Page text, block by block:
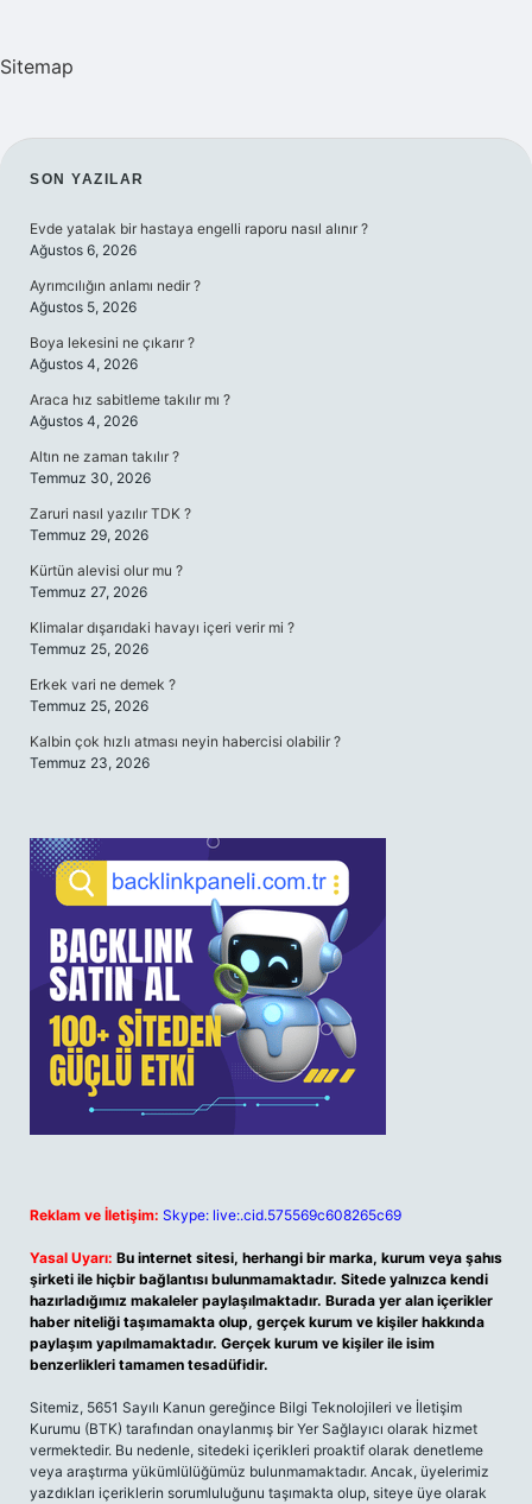
Sitemap
SIDEBAR
SON YAZILAR
Evde yatalak bir hastaya engelli raporu nasıl alınır ?
Ağustos 6, 2026
Ayrımcılığın anlamı nedir ?
Ağustos 5, 2026
Boya lekesini ne çıkarır ?
Ağustos 4, 2026
Araca hız sabitleme takılır mı ?
Ağustos 4, 2026
Altın ne zaman takılır ?
Temmuz 30, 2026
Zaruri nasıl yazılır TDK ?
Temmuz 29, 2026
Kürtün alevisi olur mu ?
Temmuz 27, 2026
Klimalar dışarıdaki havayı içeri verir mi ?
Temmuz 25, 2026
Erkek vari ne demek ?
Temmuz 25, 2026
Kalbin çok hızlı atması neyin habercisi olabilir ?
Temmuz 23, 2026
Reklam ve İletişim: Skype: live:.cid.575569c608265c69
Yasal Uyarı: Bu internet sitesi, herhangi bir marka, kurum veya şahıs
şirketi ile hiçbir bağlantısı bulunmamaktadır. Sitede yalnızca kendi
hazırladığımız makaleler paylaşılmaktadır. Burada yer alan içerikler
haber niteliği taşımamakta olup, gerçek kurum ve kişiler hakkında
paylaşım yapılmamaktadır. Gerçek kurum ve kişiler ile isim
benzerlikleri tamamen tesadüfidir.
Sitemiz, 5651 Sayılı Kanun gereğince Bilgi Teknolojileri ve İletişim
Kurumu (BTK) tarafından onaylanmış bir Yer Sağlayıcı olarak hizmet
vermektedir. Bu nedenle, sitedeki içerikleri proaktif olarak denetleme
veya araştırma yükümlülüğümüz bulunmamaktadır. Ancak, üyelerimiz
yazdıkları içeriklerin sorumluluğunu taşımakta olup, siteye üye olarak